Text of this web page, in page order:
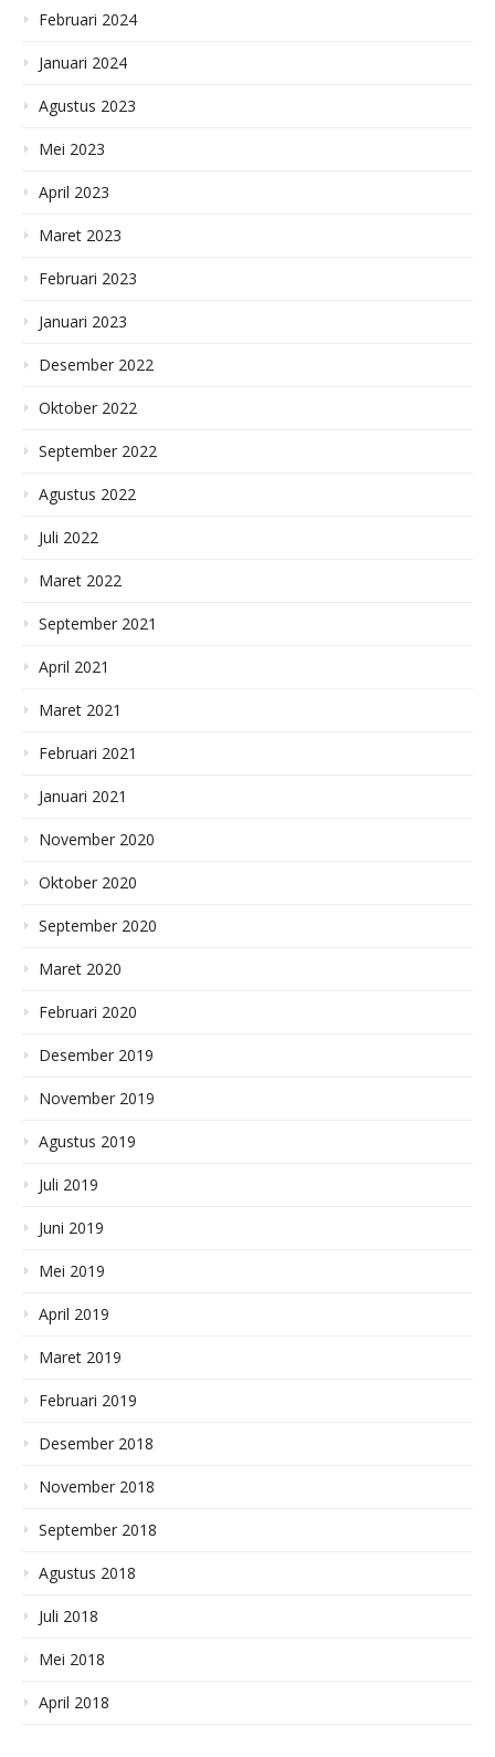
Februari 2024
Januari 2024
Agustus 2023
Mei 2023
April 2023
Maret 2023
Februari 2023
Januari 2023
Desember 2022
Oktober 2022
September 2022
Agustus 2022
Juli 2022
Maret 2022
September 2021
April 2021
Maret 2021
Februari 2021
Januari 2021
November 2020
Oktober 2020
September 2020
Maret 2020
Februari 2020
Desember 2019
November 2019
Agustus 2019
Juli 2019
Juni 2019
Mei 2019
April 2019
Maret 2019
Februari 2019
Desember 2018
November 2018
September 2018
Agustus 2018
Juli 2018
Mei 2018
April 2018